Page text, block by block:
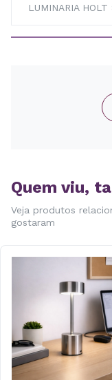
LUMINARIA
Quem viu,
Veja produtos
gostaram